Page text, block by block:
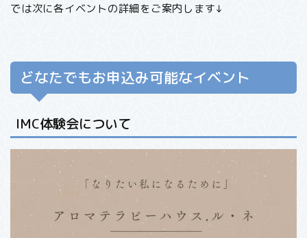
では次に各イベントの詳細をご案内します↓
どなたでもお申込み可能なイベント
IMC体験会について